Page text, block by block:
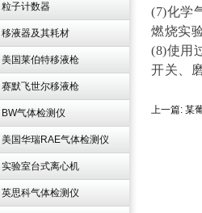
粒子计数器
移液器及其耗材
美国莱伯特移液枪
赛默飞世尔移液枪
BW气体检测仪
美国华瑞RAE气体检测仪
实验室台式离心机
英思科气体检测仪
(7)化学
燃烧实
(8)使用
开关、
上一篇: 某